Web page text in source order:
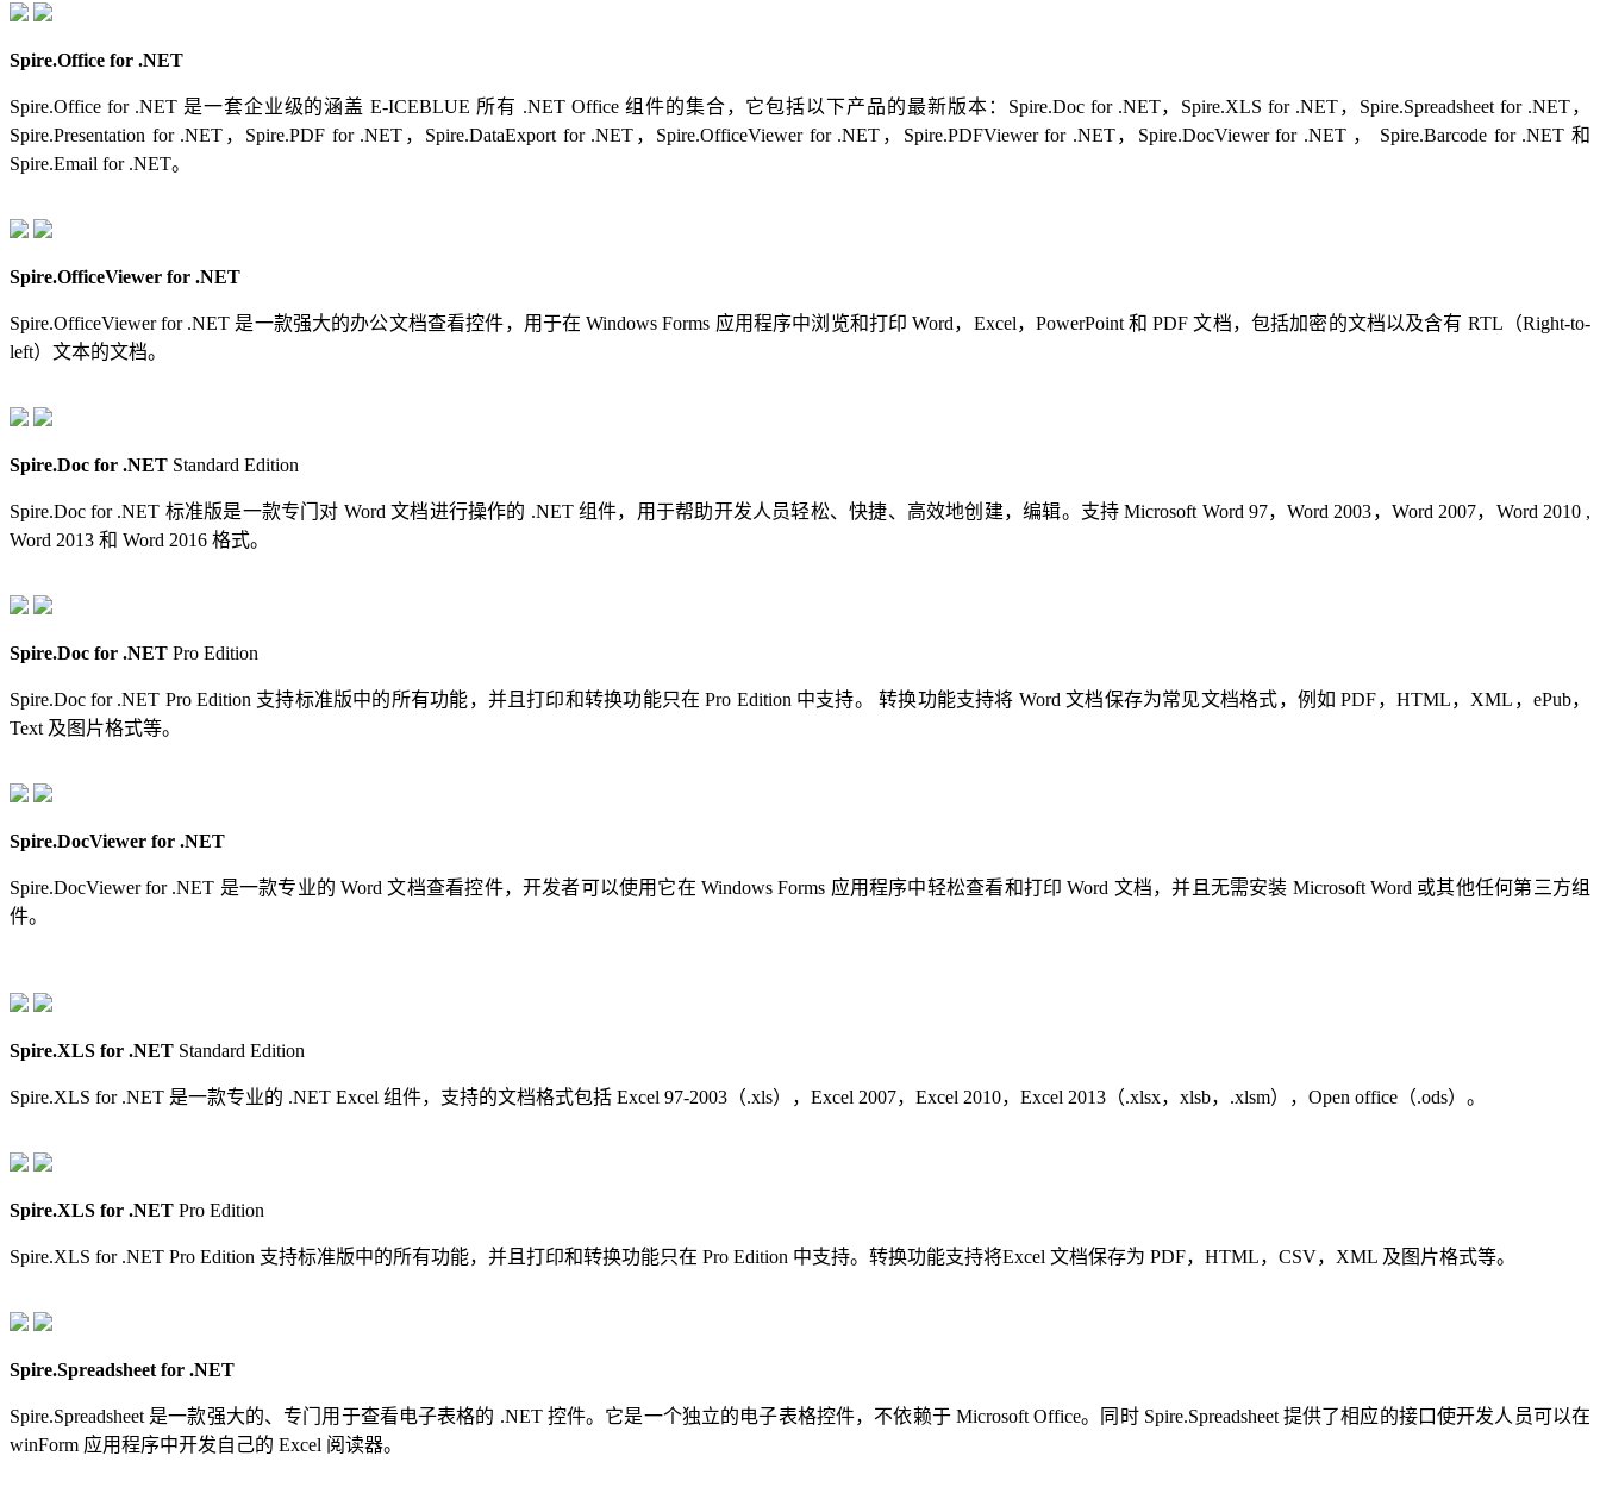
Spire.Office for .NET
Spire.Office for .NET 是一套企业级的涵盖 E-ICEBLUE 所有 .NET Office 组件的集合，它包括以下产品的最新版本：Spire.Doc for .NET，Spire.XLS for .NET，Spire.Spreadsheet for .NET，
Spire.Presentation for .NET，Spire.PDF for .NET，Spire.DataExport for .NET，Spire.OfficeViewer for .NET，Spire.PDFViewer for .NET，Spire.DocViewer for .NET ， Spire.Barcode for .NET 和
Spire.Email for .NET。
Spire.OfficeViewer for .NET
Spire.OfficeViewer for .NET 是一款强大的办公文档查看控件，用于在 Windows Forms 应用程序中浏览和打印 Word，Excel，PowerPoint 和 PDF 文档，包括加密的文档以及含有 RTL（Right-to-
left）文本的文档。
Spire.Doc for .NET Standard Edition
Spire.Doc for .NET 标准版是一款专门对 Word 文档进行操作的 .NET 组件，用于帮助开发人员轻松、快捷、高效地创建，编辑。支持 Microsoft Word 97，Word 2003，Word 2007，Word 2010 ,
Word 2013 和 Word 2016 格式。
Spire.Doc for .NET Pro Edition
Spire.Doc for .NET Pro Edition 支持标准版中的所有功能，并且打印和转换功能只在 Pro Edition 中支持。 转换功能支持将 Word 文档保存为常见文档格式，例如 PDF，HTML，XML，ePub，
Text 及图片格式等。
Spire.DocViewer for .NET
Spire.DocViewer for .NET 是一款专业的 Word 文档查看控件，开发者可以使用它在 Windows Forms 应用程序中轻松查看和打印 Word 文档，并且无需安装 Microsoft Word 或其他任何第三方组
件。
Spire.XLS for .NET Standard Edition
Spire.XLS for .NET 是一款专业的 .NET Excel 组件，支持的文档格式包括 Excel 97-2003（.xls），Excel 2007，Excel 2010，Excel 2013（.xlsx，xlsb，.xlsm），Open office（.ods）。
Spire.XLS for .NET Pro Edition
Spire.XLS for .NET Pro Edition 支持标准版中的所有功能，并且打印和转换功能只在 Pro Edition 中支持。转换功能支持将Excel 文档保存为 PDF，HTML，CSV，XML 及图片格式等。
Spire.Spreadsheet for .NET
Spire.Spreadsheet 是一款强大的、专门用于查看电子表格的 .NET 控件。它是一个独立的电子表格控件，不依赖于 Microsoft Office。同时 Spire.Spreadsheet 提供了相应的接口使开发人员可以在
winForm 应用程序中开发自己的 Excel 阅读器。